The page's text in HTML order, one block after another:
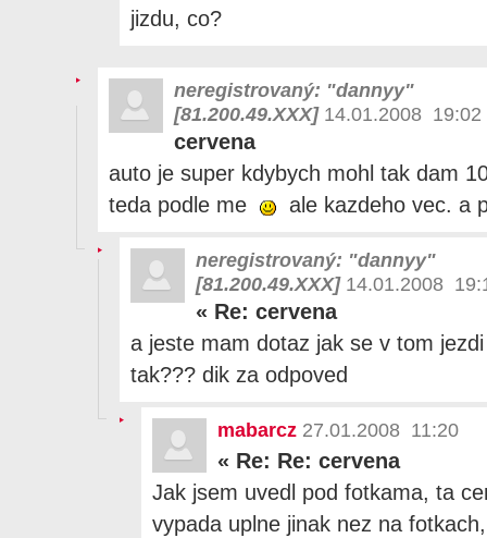
jizdu, co?
neregistrovaný: "dannyy"
[81.200.49.XXX]14.01.2008 19:02
cervena
auto je super kdybych mohl tak dam
teda podle me
ale kazdeho vec. a
neregistrovaný: "dannyy"
[81.200.49.XXX]14.01.2008
« Re: cervena
a jeste mam dotaz jak se v tom
tak??? dik za odpoved
mabarcz 27.01.2008 11:20
« Re: Re: cervena
Jak jsem uvedl pod fotkama, ta
vypada uplne jinak nez na